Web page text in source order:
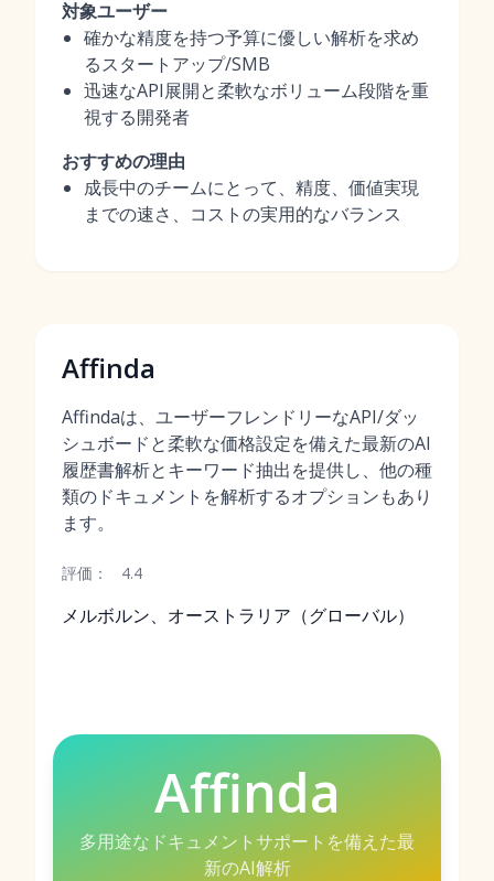
対象ユーザー
確かな精度を持つ予算に優しい解析を求め
るスタートアップ/SMB
迅速なAPI展開と柔軟なボリューム段階を重
視する開発者
おすすめの理由
成長中のチームにとって、精度、価値実現
までの速さ、コストの実用的なバランス
Affinda
Affindaは、ユーザーフレンドリーなAPI/ダッ
シュボードと柔軟な価格設定を備えた最新のAI
履歴書解析とキーワード抽出を提供し、他の種
類のドキュメントを解析するオプションもあり
ます。
評価： 4.4
メルボルン、オーストラリア（グローバル）
Affinda
多用途なドキュメントサポートを備えた最
新のAI解析